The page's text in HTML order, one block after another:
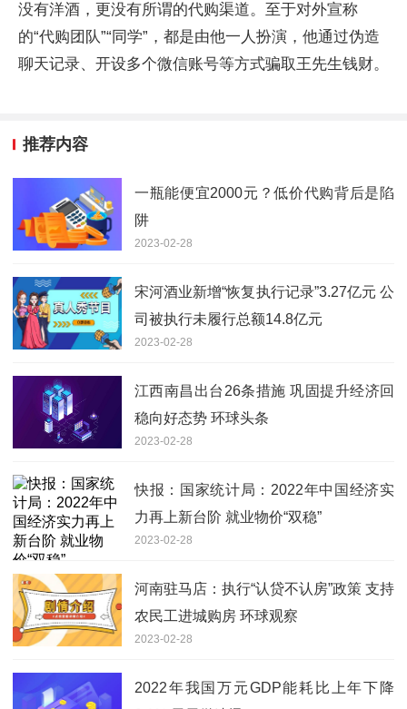
没有洋酒，更没有所谓的代购渠道。至于对外宣称
的“代购团队”“同学”，都是由他一人扮演，他通过伪造
聊天记录、开设多个微信账号等方式骗取王先生钱财。
推荐内容
一瓶能便宜2000元？低价代购背后是陷
阱
2023-02-28
宋河酒业新增“恢复执行记录”3.27亿元 公
司被执行未履行总额14.8亿元
2023-02-28
江西南昌出台26条措施 巩固提升经济回
稳向好态势 环球头条
2023-02-28
快报：国家统计局：2022年中国经济实
力再上新台阶 就业物价“双稳”
2023-02-28
河南驻马店：执行“认贷不认房”政策 支持
农民工进城购房 环球观察
2023-02-28
2022年我国万元GDP能耗比上年下降